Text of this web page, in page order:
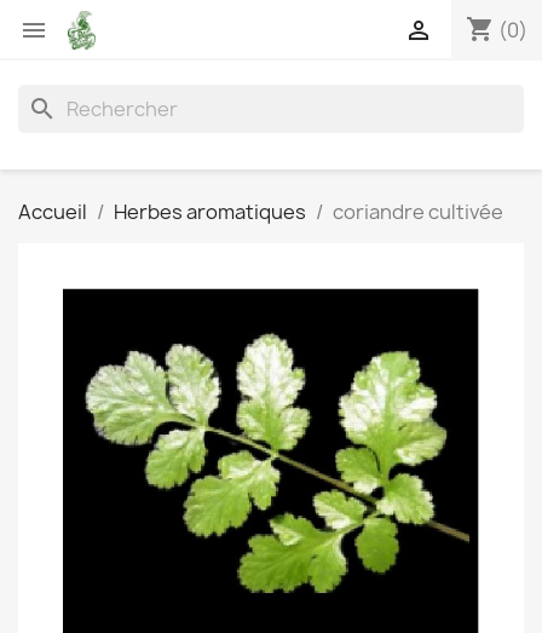
 shopping_cart (0)

search
Accueil Herbes aromatiques coriandre cultivée